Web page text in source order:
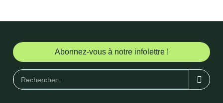
Abonnez-vous à notre infolettre !